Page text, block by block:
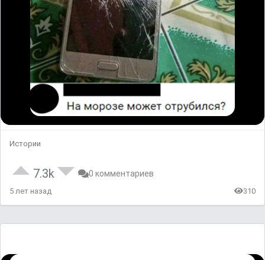
Истории
7.3k 0 комментариев
5 лет назад 310